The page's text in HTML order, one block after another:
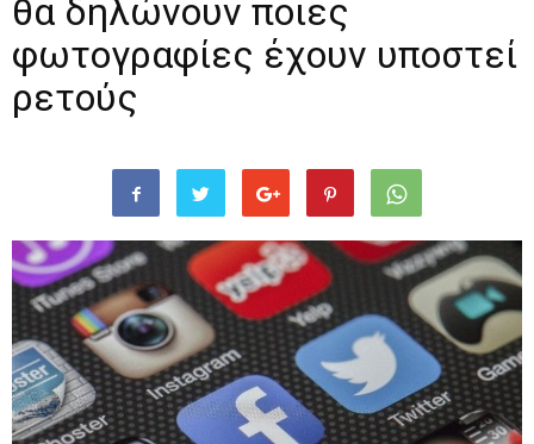
θα δηλώνουν ποιες
φωτογραφίες έχουν υποστεί
ρετούς